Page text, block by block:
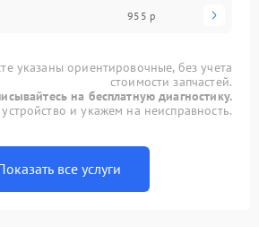
955 р
указаны ориентировочные, без учета
стоимости запчастей.
на бесплатную диагностику.
и укажем на неисправность.
все услуги